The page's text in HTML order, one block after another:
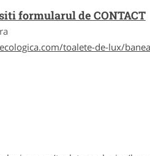
formularul de CONTACT
toalete-de-lux/